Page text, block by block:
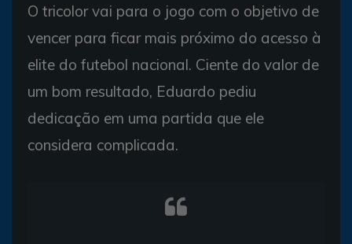
O tricolor vai para o jogo com o objetivo de
vencer para ficar mais próximo do acesso à
elite do futebol nacional. Ciente do valor de
um bom resultado, Eduardo pediu
dedicação em uma partida que ele
considera complicada.